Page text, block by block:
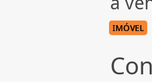
IMÓVEL